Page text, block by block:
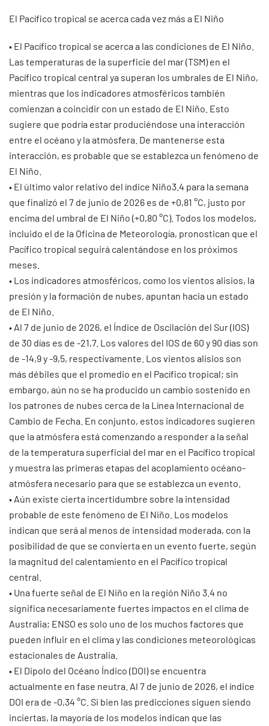
El Pacífico tropical se acerca cada vez más a El Niño
• El Pacífico tropical se acerca a las condiciones de El Niño.
Las temperaturas de la superficie del mar (TSM) en el
Pacífico tropical central ya superan los umbrales de El Niño,
mientras que los indicadores atmosféricos también
comienzan a coincidir con un estado de El Niño. Esto
sugiere que podría estar produciéndose una interacción
entre el océano y la atmósfera. De mantenerse esta
interacción, es probable que se establezca un fenómeno de
El Niño.
• El último valor relativo del índice Niño3.4 para la semana
que finalizó el 7 de junio de 2026 es de +0,81 °C, justo por
encima del umbral de El Niño (+0,80 °C). Todos los modelos,
incluido el de la Oficina de Meteorología, pronostican que el
Pacífico tropical seguirá calentándose en los próximos
meses.
• Los indicadores atmosféricos, como los vientos alisios, la
presión y la formación de nubes, apuntan hacia un estado
de El Niño.
• Al 7 de junio de 2026, el Índice de Oscilación del Sur (IOS)
de 30 días es de -21,7. Los valores del IOS de 60 y 90 días son
de -14,9 y -9,5, respectivamente. Los vientos alisios son
más débiles que el promedio en el Pacífico tropical; sin
embargo, aún no se ha producido un cambio sostenido en
los patrones de nubes cerca de la Línea Internacional de
Cambio de Fecha. En conjunto, estos indicadores sugieren
que la atmósfera está comenzando a responder a la señal
de la temperatura superficial del mar en el Pacífico tropical
y muestra las primeras etapas del acoplamiento océano-
atmósfera necesario para que se establezca un evento.
• Aún existe cierta incertidumbre sobre la intensidad
probable de este fenómeno de El Niño. Los modelos
indican que será al menos de intensidad moderada, con la
posibilidad de que se convierta en un evento fuerte, según
la magnitud del calentamiento en el Pacífico tropical
central.
• Una fuerte señal de El Niño en la región Niño 3.4 no
significa necesariamente fuertes impactos en el clima de
Australia; ENSO es solo uno de los muchos factores que
pueden influir en el clima y las condiciones meteorológicas
estacionales de Australia.
• El Dipolo del Océano Índico (DOI) se encuentra
actualmente en fase neutra. Al 7 de junio de 2026, el índice
DOI era de -0,34 °C. Si bien las predicciones siguen siendo
inciertas, la mayoría de los modelos indican que las